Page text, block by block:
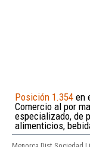
Posición 1.354 en
Comercio al por
especializado, de
alimenticios,